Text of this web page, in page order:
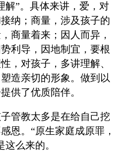
”。具体来讲，爱，对
纳；商量，涉及孩子的
商量着来；因人而异，
利导，因地制宜，要根
，对孩子，多讲理解、
造亲切的形象。做到以
供了优质陪伴。
管教太多是在给自己挖
恩。“原生家庭成原罪，
么来的。